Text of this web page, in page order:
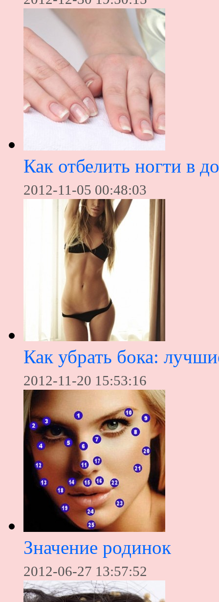
Как отбелить ногти в
2012-11-05 00:48:03
Как убрать бока:
2012-11-20 15:53:16
Значение родинок
2012-06-27 13:57:52